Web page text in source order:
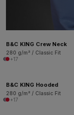
B&C KING Crew Neck
280 g/m² / Classic Fit
+17
B&C KING Hooded
280 g/m² / Classic Fit
+17